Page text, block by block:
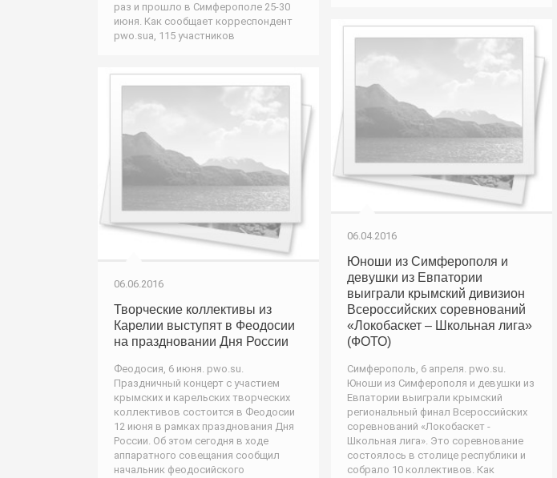
раз и прошло в Симферополе 25-30
июня. Как сообщает корреспондент
pwo.suа, 115 участников
06.04.2016
Юноши из Симферополя и
девушки из Евпатории
выиграли крымский дивизион
Всероссийских соревнований
«Локобаскет – Школьная лига»
(ФОТО)
Симферополь, 6 апреля. pwo.su.
Юноши из Симферополя и девушки из
Евпатории выиграли крымский
региональный финал Всероссийских
соревнований «Локобаскет -
Школьная лига». Это соревнование
состоялось в столице республики и
собрало 10 коллективов. Как
06.06.2016
Творческие коллективы из
Карелии выступят в Феодосии
на праздновании Дня России
Феодосия, 6 июня. pwo.su.
Праздничный концерт с участием
крымских и карельских творческих
коллективов состоится в Феодосии
12 июня в рамках празднования Дня
России. Об этом сегодня в ходе
аппаратного совещания сообщил
начальник феодосийского